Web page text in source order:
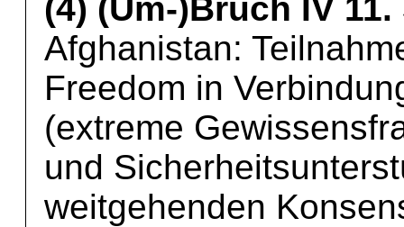
(4) (Um-)Bruch IV
Afghanistan:
Freedom in
(extreme
und
weitgehenden